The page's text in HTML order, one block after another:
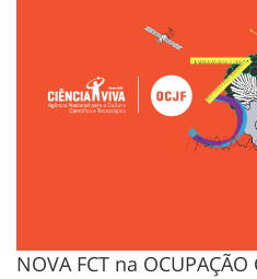
NOVA FCT na OCUPAÇÃO